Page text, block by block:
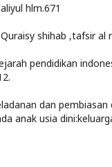
hlm.671
shihab ,tafsir al
pendidikan
dan pembiasan
anak usia